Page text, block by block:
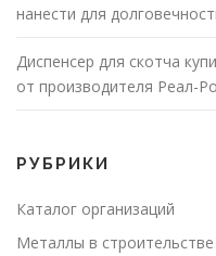
нанести для
Диспенсер для скотча
от производителя Реал-
РУБРИКИ
Каталог организаций
Металлы в строительстве